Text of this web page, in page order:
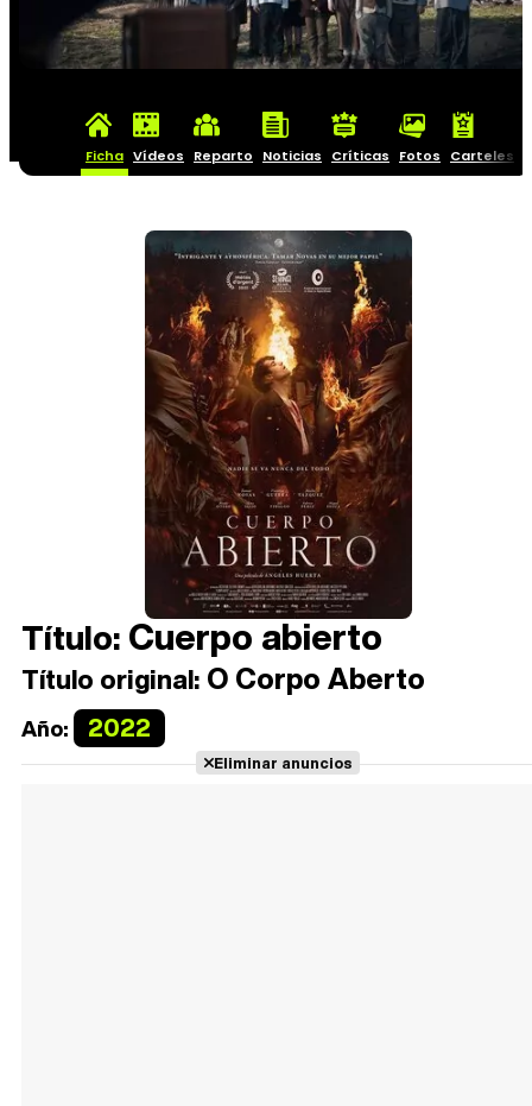
Ficha Vídeos Reparto Noticias Críticas Fotos Carteles
Título:Cuerpo abierto
Título original: O Corpo Aberto
Año: 2022
Eliminar anuncios